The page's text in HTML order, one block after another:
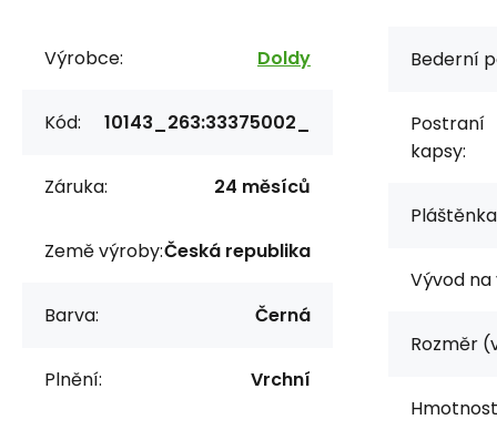
Výrobce: Doldy
Kód: 10143_263:33375002_
Záruka: 24 měsíců
Země výroby:Česká republika
Barva: Černá
Plnění: Vrchní
Bederní
Postraní
kapsy:
Vývod
Rozměr